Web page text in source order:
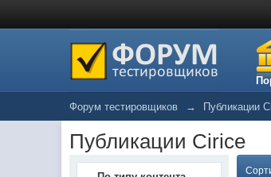
Форум тестировщиков → Публикации
Публикации Cirice